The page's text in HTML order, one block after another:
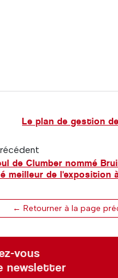
Le plan de gestion
de Clumber nommé
meilleur de l'exposition
← Retourner à la page
vous
newsletter